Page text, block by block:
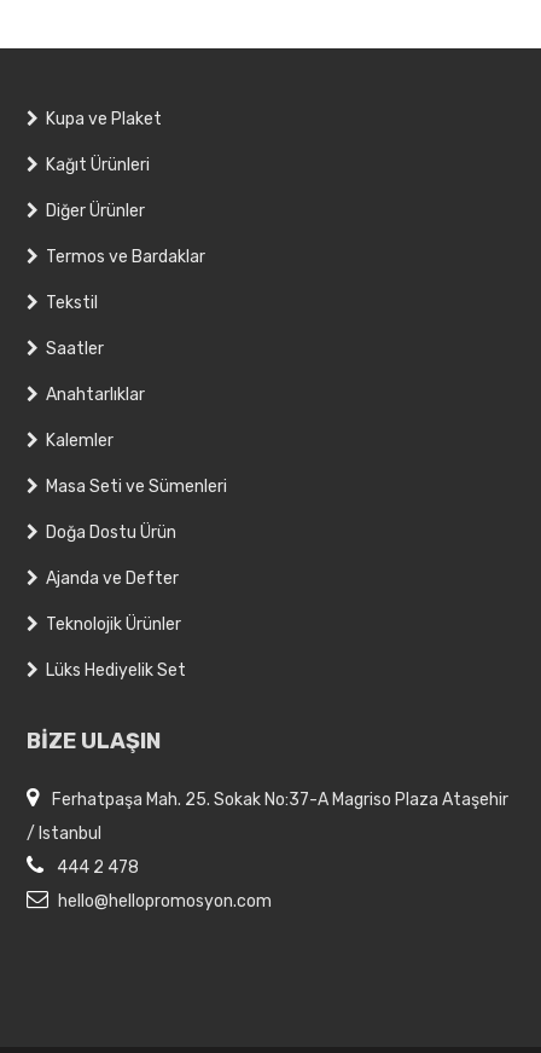
Kupa ve Plaket
Kağıt Ürünleri
Diğer Ürünler
Termos ve Bardaklar
Tekstil
Saatler
Anahtarlıklar
Kalemler
Masa Seti ve Sümenleri
Doğa Dostu Ürün
Ajanda ve Defter
Teknolojik Ürünler
Lüks Hediyelik Set
BİZE ULAŞIN
Ferhatpaşa Mah. 25. Sokak No:37-A Magriso Plaza Ataşehir
/ Istanbul
444 2 478
hello@hellopromosyon.com